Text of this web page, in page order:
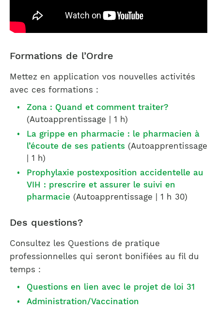
Formations de l’Ordre
Mettez en application vos nouvelles activités
avec ces formations :
Zona : Quand et comment traiter?
(Autoapprentissage | 1 h)
La grippe en pharmacie : le pharmacien à
l’écoute de ses patients (Autoapprentissage
| 1 h)
Prophylaxie postexposition accidentelle au
VIH : prescrire et assurer le suivi en
pharmacie (Autoapprentissage | 1 h 30)
Des questions?
Consultez les Questions de pratique
professionnelles qui seront bonifiées au fil du
temps :
Questions en lien avec le projet de loi 31
Administration/Vaccination